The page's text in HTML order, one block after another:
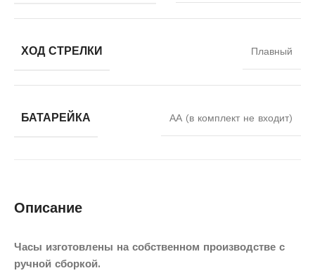
ХОД СТРЕЛКИ Плавный
БАТАРЕЙКА АА (в комплект не входит)
Описание
Часы изготовлены на собственном производстве с
ручной сборкой.